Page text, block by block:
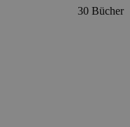
30 Bücher